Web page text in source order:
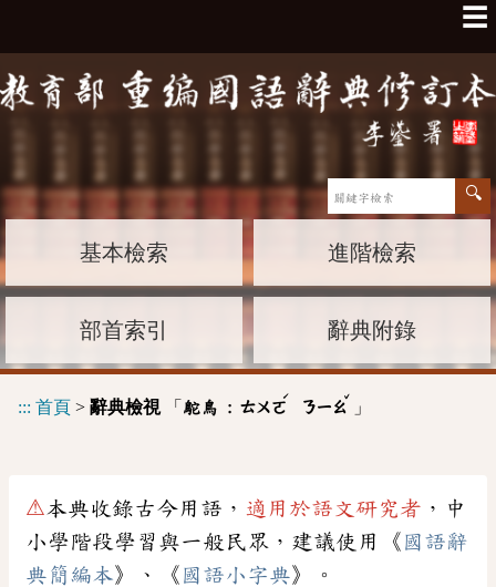
☰
基本檢索 進階檢索
部首索引 辭典附錄
::: 首頁 > 辭典檢視「 鴕鳥 : ㄊㄨㄛ
ˊ
ㄋㄧㄠ
ˇ
」
⚠本典收錄古今用語， 適用於語文研究者 ，中
小學階段學習與一般民眾，建議使用《 國語辭
典簡編本》、《 國語小字典》。